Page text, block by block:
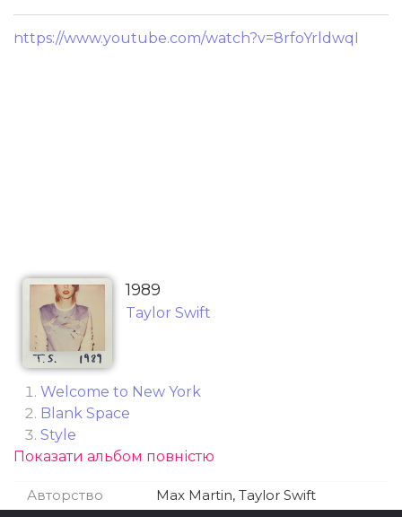
https://www.youtube.com/watch?v=8rfoYrldwqI
1989
Taylor Swift
Welcome to New York
Blank Space
Style
Out of the Woods
Shake It Off
Показати альбом повністю
Авторство Max Martin, Taylor Swift